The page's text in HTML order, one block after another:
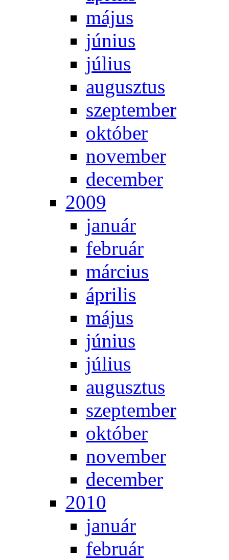
má­jus
jú­ni­us
jú­li­us
au­gusz­tus
szep­tem­ber
ok­tó­ber
no­vem­ber
de­cem­ber
2009
ja­nu­ár
feb­ru­ár
már­ci­us
áp­ri­lis
má­jus
jú­ni­us
jú­li­us
au­gusz­tus
szep­tem­ber
ok­tó­ber
no­vem­ber
de­cem­ber
2010
ja­nu­ár
feb­ru­ár